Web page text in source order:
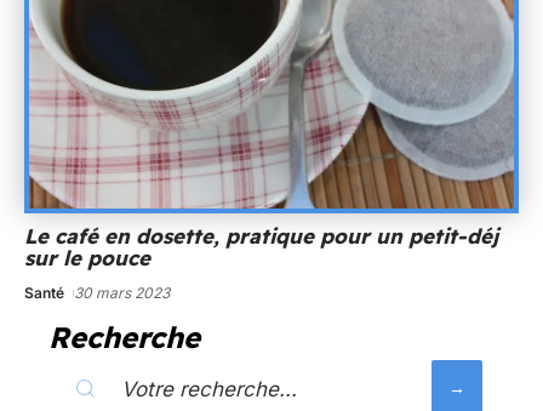
Le café en dosette, pratique pour un petit-déj
sur le pouce
Santé 30 mars 2023
Recherche